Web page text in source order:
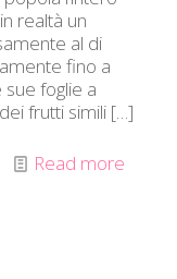
realtà un
al di
fino a
foglie a
frutti simili […]
Read more